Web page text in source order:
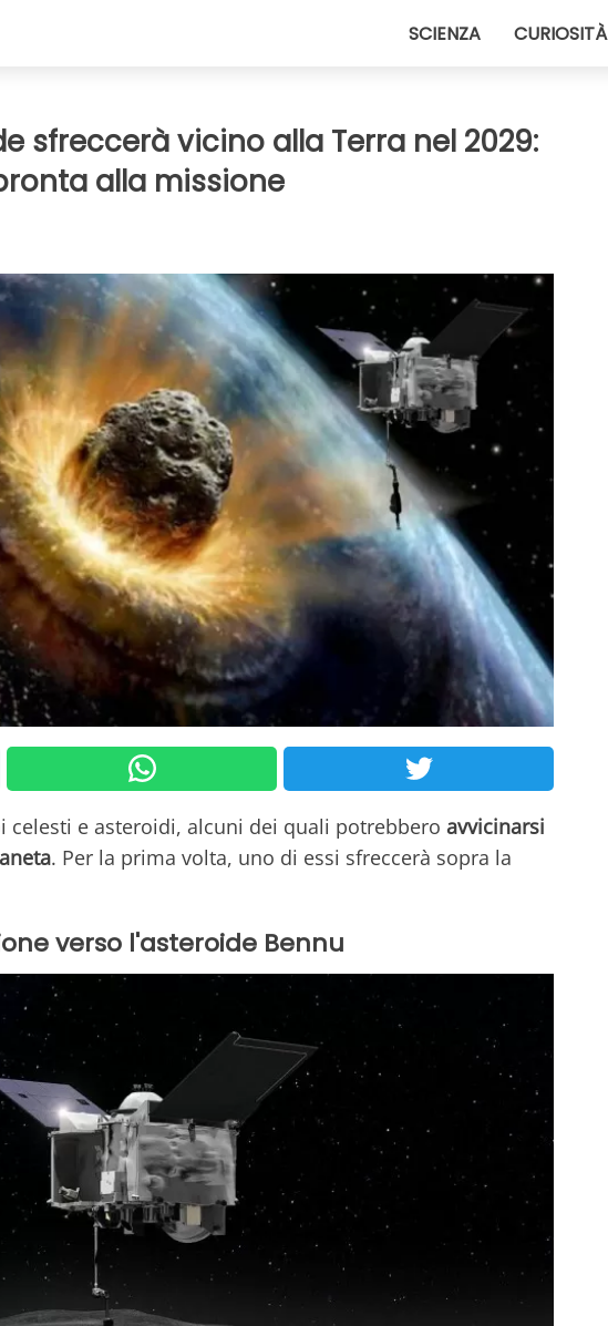
SCIENZA CURIOSITÀ
sfreccerà vicino alla Terra nel 2029:
alla missione
celesti e asteroidi, alcuni dei quali potrebbero avvicinarsi
. Per la prima volta, uno di essi sfreccerà sopra la
verso l'asteroide Bennu